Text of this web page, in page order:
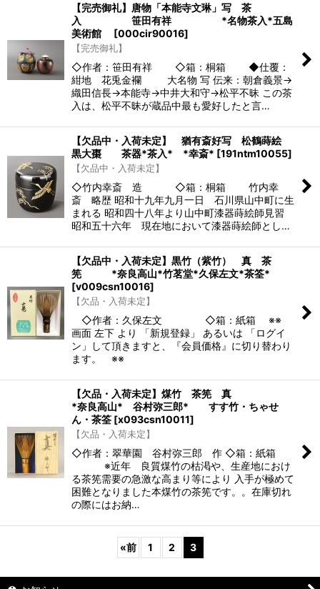
【完売御礼】唐物「本能寺文琳」写 茶
入 笹田有祥 *名物茶入*五島
美術館
[000cir90016]
【完売御礼】
◇作者：笹田有祥 ◇箱：桐箱 ◆仕覆：
紺地 花兎金襴 大名物 写 伝来：朝倉義景→
織田信長→本能寺→中井大和守→松平不昧 この茶
入は、松平不昧が蔵品中最も愛好したと言…
【欠品中・入荷未定】 猶有斎好写 松鶴蒔絵
黒大棗 茶器*茶入* *幸斎* [191ntm10055]
【欠品中・入荷未定】
◇竹内幸斎 造 ◇箱：桐箱 竹内幸
斎 略歴 昭和十九年九月一日 石川県山中町に生
まれる 昭和四十八年より山中町漆器蒔絵師見習
昭和五十六年 現在地において漆器蒔絵師とし…
【欠品中・入荷未定】黒竹（紫竹） 真 茶
筅 *奈良高山*竹茗堂*久保左文*茶筌*
[v009csn10016]
【欠品・入荷未定】
◇作者：久保左文 ◇箱：紙箱 ※※
画面 左下 より 「新規登録」 あるいは 「ログイ
ン」して頂きますと、『会員価格』に切り替わり
ます。 ※※
【欠品・入荷未定】煤竹 茶筅 真
*奈良高山* 谷村弥三郎* すす竹・ちゃせ
ん・茶筌 [x093csn10011]
【欠品・入荷未定】
◇作者：翠華園 谷村弥三郎 作 ◇箱：紙箱
※近年 良質煤竹の枯渇や、生産地におけ
る茶筅需要の急激な高まり等により 入手が極めて
困難となりました本煤竹の茶筅です。。在庫切れ
の際にはお納…
«前 1 2 3